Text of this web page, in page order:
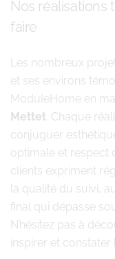
Nos réalisations
faire
Les nombreux
et ses environs
ModuleHome en
Mettet. Chaque
conjuguer
optimale et respect
clients expriment
la qualité du suivi,
final qui dépasse
N’hésitez pas à
inspirer et constater